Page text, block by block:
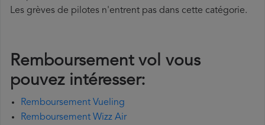
Les grèves de pilotes n'entrent pas dans cette catégorie.
Remboursement vol vous
pouvez intéresser:
Remboursement Vueling
Remboursement Wizz Air